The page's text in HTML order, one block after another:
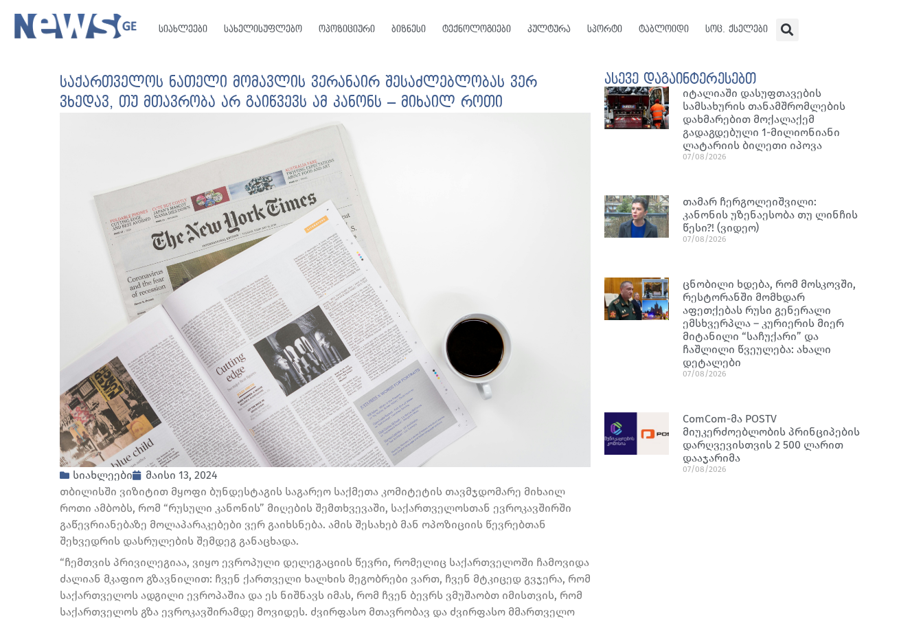
სიახლეები სახელისუფლებო ოპოზიციური ბიზნესი ტექნოლოგიები კულტურა სპორტი ტაბლოიდი სოც. ქსელები
საქართველოს ნათელი მომავლის ვერანაირ შესაძლებლობას ვერ
ვხედავ, თუ მთავრობა არ გაიწვევს ამ კანონს – მიხაილ როთი
სიახლეები
მაისი 13, 2024
თბილისში ვიზიტით მყოფი ბუნდესტაგის საგარეო საქმეთა კომიტეტის თავმჯდომარე მიხაილ
როთი ამბობს, რომ “რუსული კანონის” მიღების შემთხვევაში, საქართველოსთან ევროკავშირში
გაწევრიანებაზე მოლაპარაკებები ვერ გაიხსნება. ამის შესახებ მან ოპოზიციის წევრებთან
შეხვედრის დასრულების შემდეგ განაცხადა.
“ჩემთვის პრივილეგიაა, ვიყო ევროპული დელეგაციის წევრი, რომელიც საქართველოში ჩამოვიდა
ძალიან მკაფიო გზავნილით: ჩვენ ქართველი ხალხის მეგობრები ვართ, ჩვენ მტკიცედ გვჯერა, რომ
საქართველოს ადგილი ევროპაშია და ეს ნიშნავს იმას, რომ ჩვენ ბევრს ვმუშაობთ იმისთვის, რომ
საქართველოს გზა ევროკავშირამდე მოვიდეს. ძვირფასო მთავრობავ და ძვირფასო მმართველო
ასევე დაგაინტერესებთ
იტალიაში დასუფთავების
სამსახურის თანამშრომლების
დახმარებით მოქალაქემ
გადაგდებული 1-მილიონიანი
ლატარიის ბილეთი იპოვა
07/08/2026
თამარ ჩერგოლეიშვილი:
კანონის უზენაესობა თუ ლინჩის
წესი?! (ვიდეო)
07/08/2026
ცნობილი ხდება, რომ მოსკოვში,
რესტორანში მომხდარ
აფეთქებას რუსი გენერალი
ემსხვერპლა – კურიერის მიერ
მიტანილი “საჩუქარი” და
ჩაშლილი წვეულება: ახალი
დეტალები
07/08/2026
ComCom-მა POSTV
მიუკერძოებლობის პრინციპების
დარღვევისთვის 2 500 ლარით
დააჯარიმა
07/08/2026